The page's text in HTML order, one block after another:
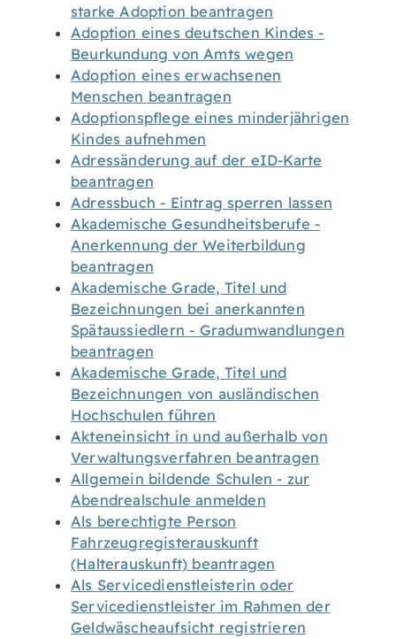
starke Adoption beantragen
Adoption eines deutschen Kindes -
Beurkundung von Amts wegen
Adoption eines erwachsenen
Menschen beantragen
Adoptionspflege eines minderjährigen
Kindes aufnehmen
Adressänderung auf der eID-Karte
beantragen
Adressbuch - Eintrag sperren lassen
Akademische Gesundheitsberufe -
Anerkennung der Weiterbildung
beantragen
Akademische Grade, Titel und
Bezeichnungen bei anerkannten
Spätaussiedlern - Gradumwandlungen
beantragen
Akademische Grade, Titel und
Bezeichnungen von ausländischen
Hochschulen führen
Akteneinsicht in und außerhalb von
Verwaltungsverfahren beantragen
Allgemein bildende Schulen - zur
Abendrealschule anmelden
Als berechtigte Person
Fahrzeugregisterauskunft
(Halterauskunft) beantragen
Als Servicedienstleisterin oder
Servicedienstleister im Rahmen der
Geldwäscheaufsicht registrieren